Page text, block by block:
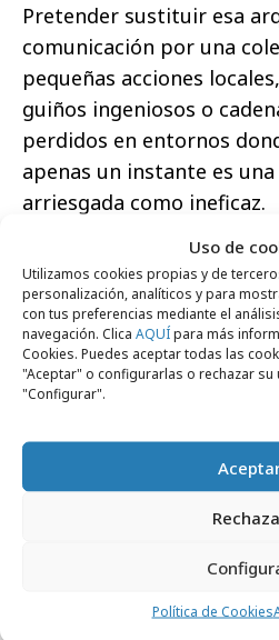
Uso de
Utilizamos cookies propias y de
personalización, analíticos y para
con tus preferencias mediante el
navegación. Clica AQUÍpara más
Cookies. Puedes aceptar todas las
"Aceptar" o configurarlas o rechazar
"Configurar".
Política de Cookies
Pretender sustituir esa
comunicación por una
pequeñas acciones
guiños ingeniosos o
perdidos en entornos
apenas un instante es
arriesgada como ineficaz.
Sin embargo, esa
en una moda.
Y como ocurre con todas
riesgo de confundir
próximos con utilidad real.
Al final, muchas de estas
de onanismo
cumplir tres funciones
el ego creativo de quienes
Incrementar las
extravagantes categorías